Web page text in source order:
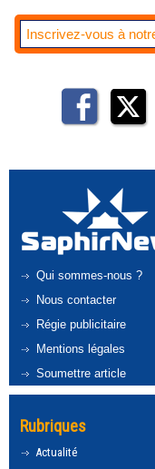
Qui sommes-nous ?
Nous contacter
Régie publicitaire
Mentions légales
Soumettre article
Rubriques
Actualité